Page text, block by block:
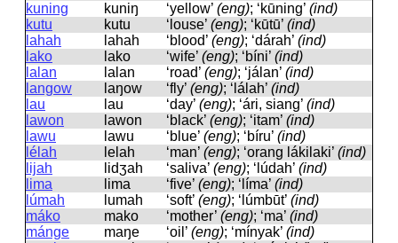
kuning
kuniŋ ‘yellow’ (eng); ‘kūning’ (ind)
kutu
kutu ‘louse’ (eng); ‘kūtū’ (ind)
lahah
lahah ‘blood’ (eng); ‘dárah’ (ind)
lako
lako ‘wife’ (eng); ‘bíni’ (ind)
lalan
lalan ‘road’ (eng); ‘jálan’ (ind)
langow
laŋow ‘fly’ (eng); ‘lálah’ (ind)
lau
lau ‘day’ (eng); ‘ári, siang’ (ind)
lawon
lawon ‘black’ (eng); ‘itam’ (ind)
lawu
lawu ‘blue’ (eng); ‘bíru’ (ind)
lélah
lelah ‘man’ (eng); ‘orang lákilaki’ (ind)
lijah
lidʒah ‘saliva’ (eng); ‘lúdah’ (ind)
lima
lima ‘five’ (eng); ‘líma’ (ind)
lúmah
lumah ‘soft’ (eng); ‘lúmbūt’ (ind)
máko
mako ‘mother’ (eng); ‘ma’ (ind)
mánge
maŋe ‘oil’ (eng); ‘mínyak’ (ind)